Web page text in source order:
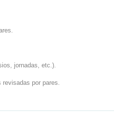
jornadas, etc.).
por pares.